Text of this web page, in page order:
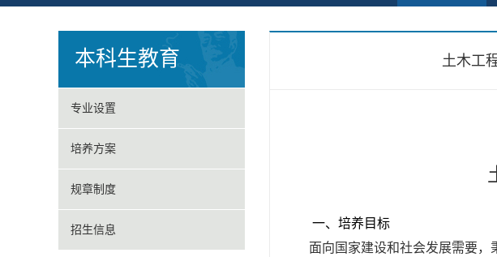
本科生教育
专业设置
培养方案
规章制度
招生信息
土木工
一、培养目标
面向国家建设和社会发展需要，